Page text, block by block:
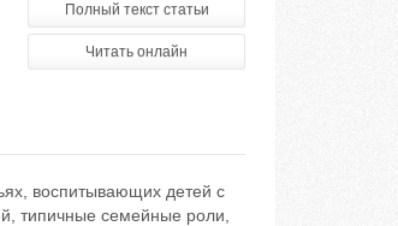
Полный текст статьи
Читать онлайн
воспитывающих детей с
типичные семейные роли,